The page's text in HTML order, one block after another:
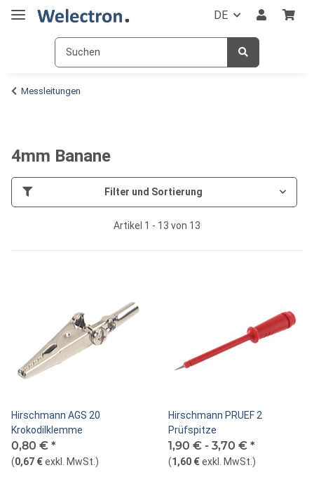
DE
Messleitungen
4mm Banane
Filter und Sortierung
Artikel 1 - 13 von 13
Hirschmann AGS 20
Krokodilklemme
0,80 € *
(0,67 €exkl. MwSt. )
Hirschmann PRUEF 2
Prüfspitze
1,90 € - 3,70 € *
(1,60 €exkl. MwSt. )